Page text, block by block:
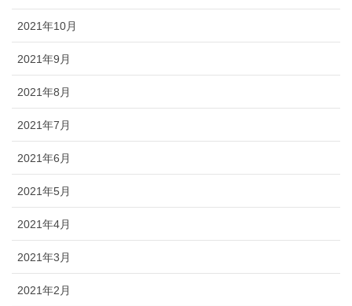
2021年10月
2021年9月
2021年8月
2021年7月
2021年6月
2021年5月
2021年4月
2021年3月
2021年2月